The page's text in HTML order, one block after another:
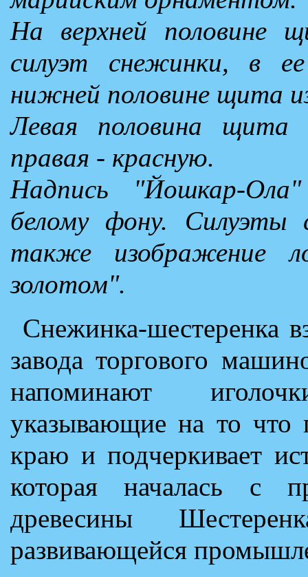
На верхней половине
силуэт снежинки, в
нижней половине щита
Левая половина щита
правая - красную.
Надпись "Йошкар-
белому фону. Силуэты
также изображение
золотом".
Снежинка-шестеренка
завода торгового
напоминают
указывающие на то что
краю и подчеркивает
которая началась с
древесины
развивающейся